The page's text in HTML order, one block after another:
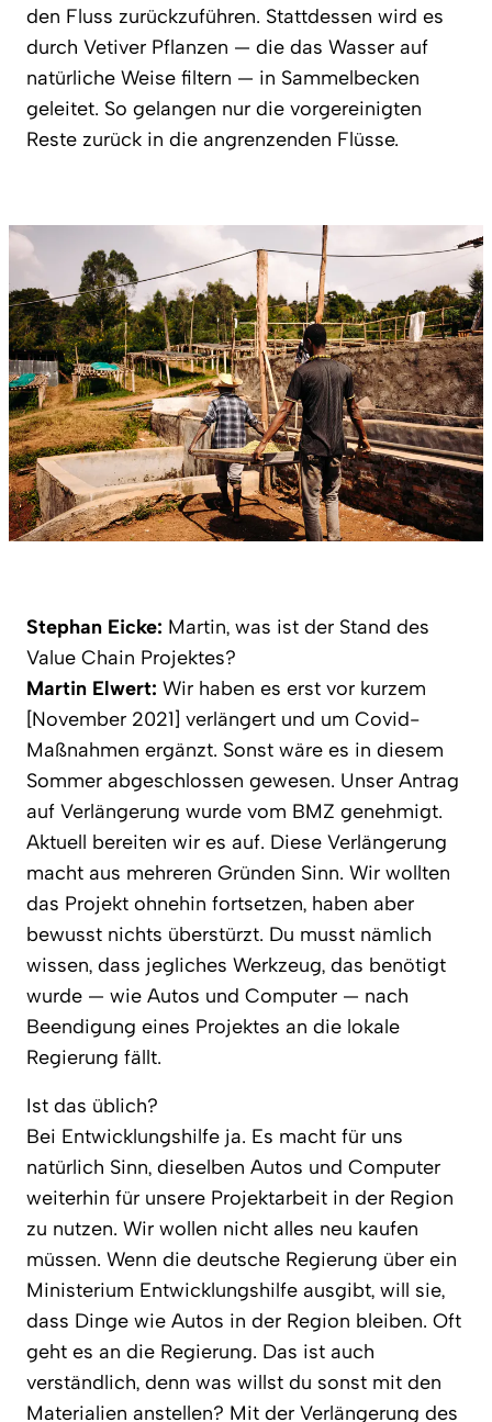
den Fluss zurückzuführen. Stattdessen wird es
durch Vetiver Pflanzen — die das Wasser auf
natürliche Weise filtern — in Sammelbecken
geleitet. So gelangen nur die vorgereinigten
Reste zurück in die angrenzenden Flüsse.
Stephan Eicke: Martin, was ist der Stand des
Value Chain Projektes?
Martin Elwert: Wir haben es erst vor kurzem
[November 2021] verlängert und um Covid-
Maßnahmen ergänzt. Sonst wäre es in diesem
Sommer abgeschlossen gewesen. Unser Antrag
auf Verlängerung wurde vom BMZ genehmigt.
Aktuell bereiten wir es auf. Diese Verlängerung
macht aus mehreren Gründen Sinn. Wir wollten
das Projekt ohnehin fortsetzen, haben aber
bewusst nichts überstürzt. Du musst nämlich
wissen, dass jegliches Werkzeug, das benötigt
wurde — wie Autos und Computer — nach
Beendigung eines Projektes an die lokale
Regierung fällt.
Ist das üblich?
Bei Entwicklungshilfe ja. Es macht für uns
natürlich Sinn, dieselben Autos und Computer
weiterhin für unsere Projektarbeit in der Region
zu nutzen. Wir wollen nicht alles neu kaufen
müssen. Wenn die deutsche Regierung über ein
Ministerium Entwicklungshilfe ausgibt, will sie,
dass Dinge wie Autos in der Region bleiben. Oft
geht es an die Regierung. Das ist auch
verständlich, denn was willst du sonst mit den
Materialien anstellen? Mit der Verlängerung des